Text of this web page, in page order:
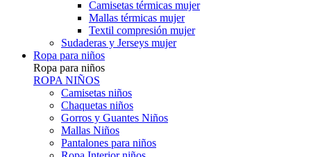
Camisetas térmicas mujer
Mallas térmicas mujer
Textil compresión mujer
Sudaderas y Jerseys mujer
Ropa para niños
Ropa para niños
ROPA NIÑOS
Camisetas niños
Chaquetas niños
Gorros y Guantes Niños
Mallas Niños
Pantalones para niños